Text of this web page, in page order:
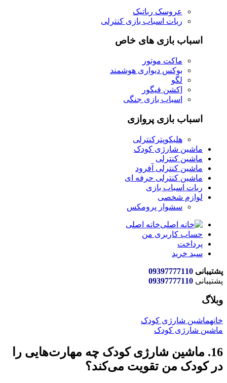
عروسک رباتیک
ربات اسباب بازی کنترلی
اسباب بازی های خاص
ماکت موتور
بوکس دیواری هوشمند
لگو
اکشن فیگور
اسباب بازی جنگی
اسباب بازی پروازی
هلیکوپترکنترلی
ماشین شارژی کودک
ماشین کنترلی
ماشین کنترلی آفرود
ماشین کنترلی حرفه ای
ربات اسباب بازی
لوازم شخصی
سشوار پرومکس
خانه اصلی
حساب کاربری من
پرداخت
سبد خرید
پشتیبانی 09397777110
پشتیبانی 09397777110
وبلاگ
خانهماشین شارژی کودک
ماشین شارژی کودک
16. ماشین شارژی کودک چه مهارت‌هایی را
در کودک من تقویت می‌کند؟